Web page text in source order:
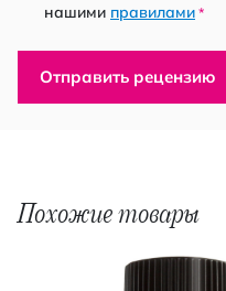
нашими правилами *
Отправить рецензию
Похожие товары